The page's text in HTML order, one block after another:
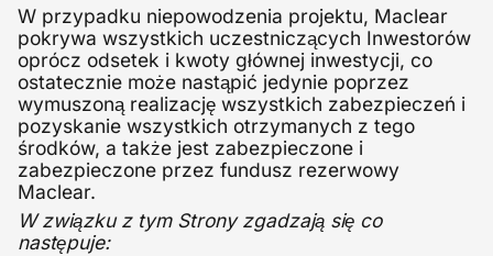
W przypadku niepowodzenia projektu, Maclear
pokrywa wszystkich uczestniczących Inwestorów
oprócz odsetek i kwoty głównej inwestycji, co
ostatecznie może nastąpić jedynie poprzez
wymuszoną realizację wszystkich zabezpieczeń i
pozyskanie wszystkich otrzymanych z tego
środków, a także jest zabezpieczone i
zabezpieczone przez fundusz rezerwowy
Maclear.
W związku z tym Strony zgadzają się co
następuje: